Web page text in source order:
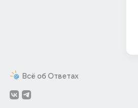
Всё об Ответах